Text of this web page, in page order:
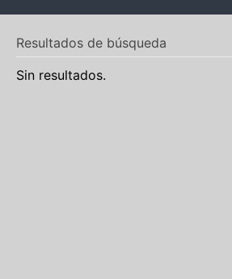
Resultados de búsqueda
Sin resultados.